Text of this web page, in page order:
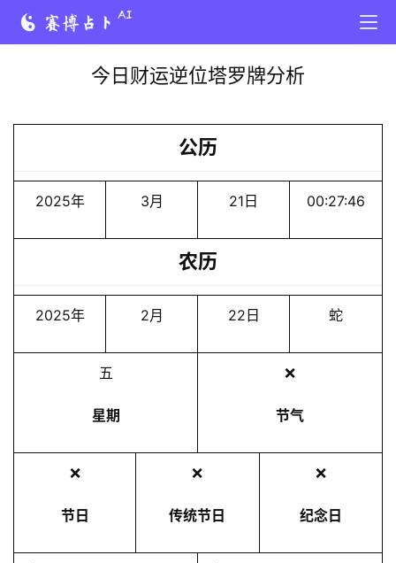
今日财运逆位塔罗牌分析
公历
2025年 3月 21日 00:27:46
农历
2025年 2月 22日 蛇
五
星期
❌
节气
❌
节日
❌
传统节日
❌
纪念日